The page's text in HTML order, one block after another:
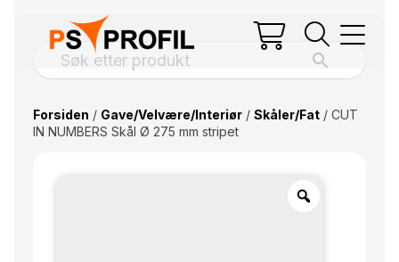
Forsiden / Gave/Velvære/Interiør/ Skåler/Fat/ CUT
IN NUMBERS Skål Ø 275 mm stripet